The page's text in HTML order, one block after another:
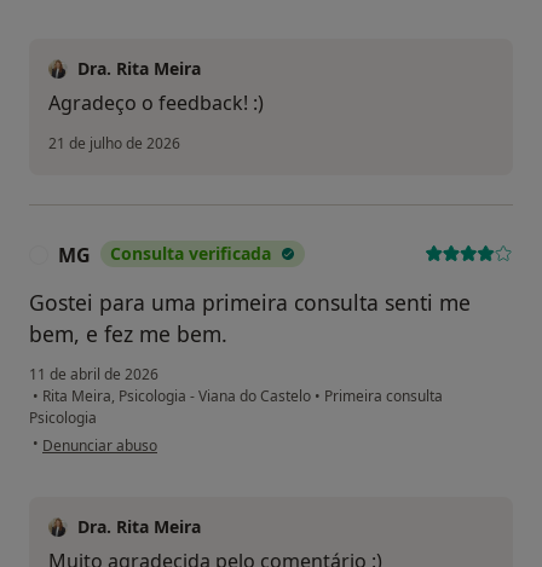
Dra. Rita Meira
Agradeço o feedback! :)
21 de julho de 2026
MG Consulta verificada
Gostei para uma primeira consulta senti me
bem, e fez me bem.
11 de abril de 2026
• Rita Meira, Psicologia - Viana do Castelo • Primeira consulta
Psicologia
• na opinião do utilizador MG
Denunciar abuso
Dra. Rita Meira
Muito agradecida pelo comentário :)